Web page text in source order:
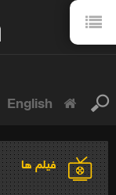
English
فیلم ها